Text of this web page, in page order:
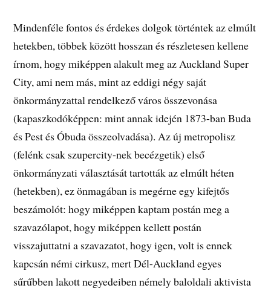
Mindenféle fontos és érdekes dolgok történtek az elmúlt
hetekben, többek között hosszan és részletesen kellene
írnom, hogy miképpen alakult meg az Auckland Super
City, ami nem más, mint az eddigi négy saját
önkormányzattal rendelkező város összevonása
(kapaszkodóképpen: mint annak idején 1873-ban Buda
és Pest és Óbuda összeolvadása). Az új metropolisz
(felénk csak szupercity-nek becézgetik) első
önkormányzati választását tartották az elmúlt héten
(hetekben), ez önmagában is megérne egy kifejtős
beszámolót: hogy miképpen kaptam postán meg a
szavazólapot, hogy miképpen kellett postán
visszajuttatni a szavazatot, hogy igen, volt is ennek
kapcsán némi cirkusz, mert Dél-Auckland egyes
sűrűbben lakott negyedeiben némely baloldali aktivista